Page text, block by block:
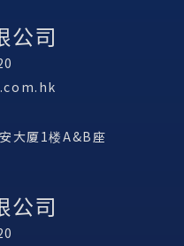
公司
大厦1楼A&B座
公司